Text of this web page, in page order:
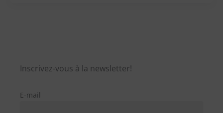
Inscrivez-vous à la newsletter!
E-mail